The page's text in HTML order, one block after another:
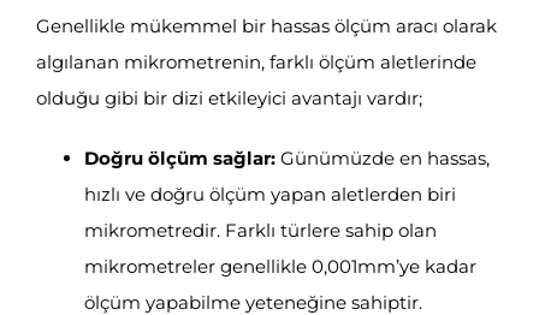
Genellikle mükemmel bir hassas ölçüm aracı olarak
algılanan mikrometrenin, farklı ölçüm aletlerinde
olduğu gibi bir dizi etkileyici avantajı vardır;
Doğru ölçüm sağlar: Günümüzde en hassas,
hızlı ve doğru ölçüm yapan aletlerden biri
mikrometredir. Farklı türlere sahip olan
mikrometreler genellikle 0,001mm’ye kadar
ölçüm yapabilme yeteneğine sahiptir.